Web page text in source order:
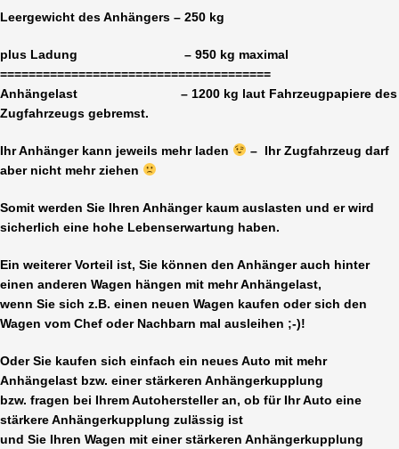
Leergewicht des Anhängers – 250 kg
plus Ladung – 950 kg maximal
======================================
Anhängelast – 1200 kg laut Fahrzeugpapiere des
Zugfahrzeugs gebremst.
Ihr Anhänger kann jeweils mehr laden
– Ihr Zugfahrzeug darf
aber nicht mehr ziehen
Somit werden Sie Ihren Anhänger kaum auslasten und er wird
sicherlich eine hohe Lebenserwartung haben.
Ein weiterer Vorteil ist, Sie können den Anhänger auch hinter
einen anderen Wagen hängen mit mehr Anhängelast,
wenn Sie sich z.B. einen neuen Wagen kaufen oder sich den
Wagen vom Chef oder Nachbarn mal ausleihen ;-)!
Oder Sie kaufen sich einfach ein neues Auto mit mehr
Anhängelast bzw. einer stärkeren Anhängerkupplung
bzw. fragen bei Ihrem Autohersteller an, ob für Ihr Auto eine
stärkere Anhängerkupplung zulässig ist
und Sie Ihren Wagen mit einer stärkeren Anhängerkupplung